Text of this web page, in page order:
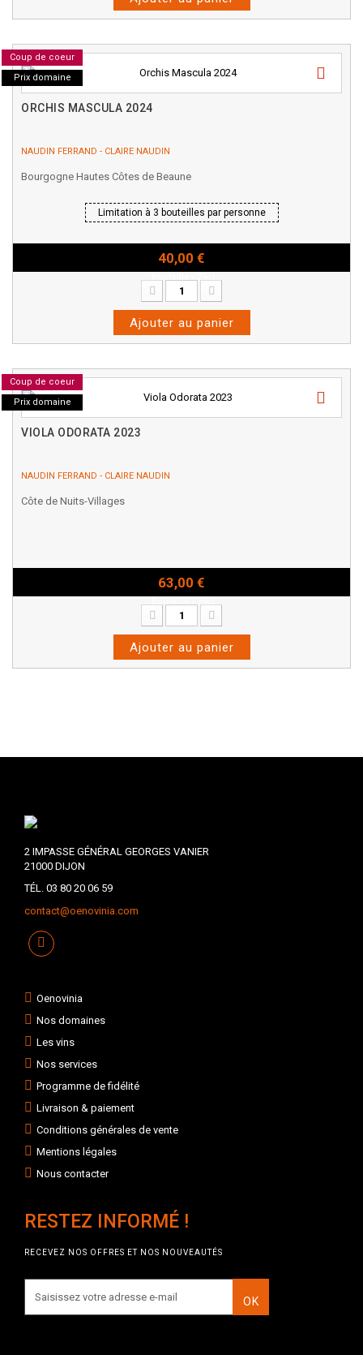
Coup de coeur
Prix domaine
ORCHIS MASCULA 2024
NAUDIN FERRAND - CLAIRE NAUDIN
Bourgogne Hautes Côtes de Beaune
Limitation à 3 bouteilles par personne
40,00 €
Ajouter au panier
Coup de coeur
Prix domaine
VIOLA ODORATA 2023
NAUDIN FERRAND - CLAIRE NAUDIN
Côte de Nuits-Villages
63,00 €
Ajouter au panier
2 IMPASSE GÉNÉRAL GEORGES VANIER
21000 DIJON
TÉL. 03 80 20 06 59
contact@oenovinia.com
Oenovinia
Nos domaines
Les vins
Nos services
Programme de fidélité
Livraison & paiement
Conditions générales de vente
Mentions légales
Nous contacter
RESTEZ INFORMÉ !
RECEVEZ NOS OFFRES ET NOS NOUVEAUTÉS
OK